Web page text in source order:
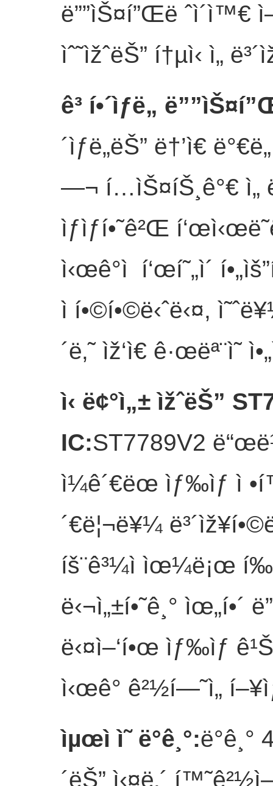
ë””ìŠ¤í”Œë ˆì´ì™€
ìˆ˜ìžˆëŠ” í†µì‹ ì„
ê³ í•´ìƒë„
´ìƒë„ëŠ” ë†’ì€
—¬ í…ìŠ¤íŠ¸ê°€ ì„
ìƒìƒí•˜ê²Œ
ì‹œê°ì  í‘œí˜„ì´
ì í•©í•©ë‹ˆë‹¤,
´ë‚˜ ìž‘ì€ ê·œëª¨ì˜
ì‹ ë¢°ì„± ìžˆëŠ”
IC:ST7789V2
ì¼ê´€ëœ ìƒ‰ìƒ ì
´€ë¦¬ë¥¼
íš¨ê³¼ì ìœ¼ë¡œ
ë‹¬ì„±í•˜ê¸° ìœ„í•´
ë‹¤ì–‘í•œ ìƒ‰ìƒ
ì‹œê° ê²½í—˜ì„
ìµœì ì˜ ë°ê¸°:
´ëŠ” ì‹¤ë‚´